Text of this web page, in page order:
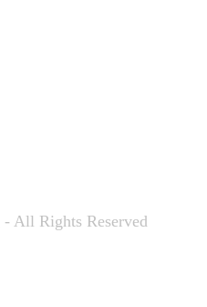
- All Rights Reserved